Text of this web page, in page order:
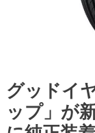
グッドイ
ップ」が